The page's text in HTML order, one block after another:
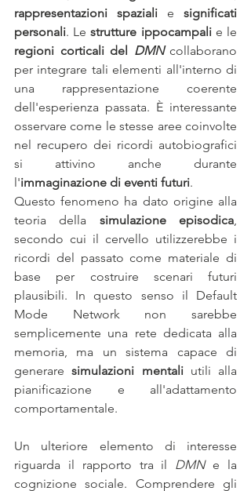
rappresentazioni spaziali e significati
personali. Le strutture ippocampali
regioni corticali del DMN collaborano
per integrare tali elementi all'interno di
una rappresentazione coerente
dell'esperienza passata. È interessante
osservare come le stesse aree coinvolte
nel recupero dei ricordi autobiografici
si attivino anche durante
l'immaginazione di eventi futuri.
Questo fenomeno ha dato origine alla
teoria della simulazione episodica,
secondo cui il cervello utilizzerebbe i
ricordi del passato come materiale di
base per costruire scenari futuri
plausibili. In questo senso il Default
Mode Network non sarebbe
semplicemente una rete dedicata alla
memoria, ma un sistema capace di
generare simulazioni mentali utili alla
pianificazione e all'adattamento
comportamentale.
Un ulteriore elemento di interesse
riguarda il rapporto tra il DMN e la
cognizione sociale. Comprendere gli